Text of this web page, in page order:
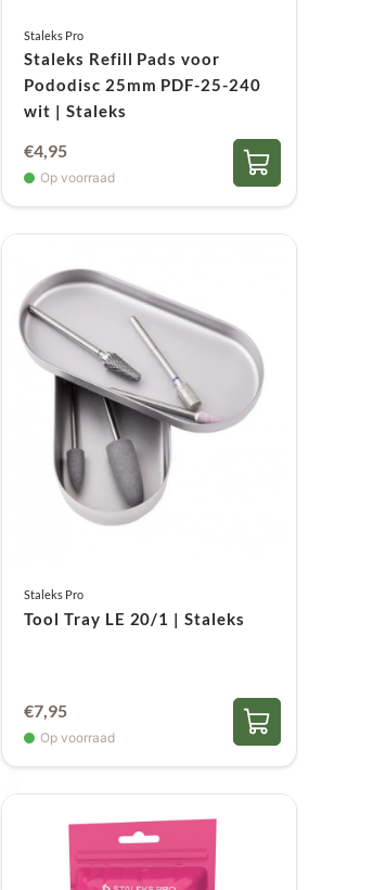
Staleks Pro
Staleks Refill Pads voor
Pododisc 25mm PDF-25-240
wit | Staleks
€4,95
Op voorraad
Staleks Pro
Tool Tray LE 20/1 | Staleks
€7,95
Op voorraad